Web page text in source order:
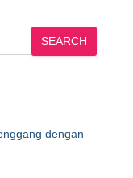
SEARCH
dengan